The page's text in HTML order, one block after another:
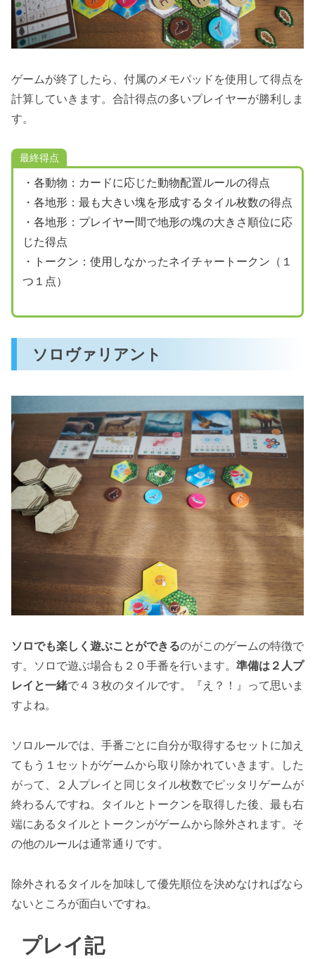
ゲームが終了したら、付属のメモパッドを使用して得点を
計算していきます。合計得点の多いプレイヤーが勝利しま
す。
最終得点
・各動物：カードに応じた動物配置ルールの得点
・各地形：最も大きい塊を形成するタイル枚数の得点
・各地形：プレイヤー間で地形の塊の大きさ順位に応
じた得点
・トークン：使用しなかったネイチャートークン（１
つ１点）
ソロヴァリアント
ソロでも楽しく遊ぶことができるのがこのゲームの特徴で
す。ソロで遊ぶ場合も２０手番を行います。 準備は２人プ
レイと一緒で４３枚のタイルです。『え？！』って思いま
すよね。
ソロルールでは、手番ごとに自分が取得するセットに加え
てもう１セットがゲームから取り除かれていきます。した
がって、２人プレイと同じタイル枚数でピッタリゲームが
終わるんですね。タイルとトークンを取得した後、最も右
端にあるタイルとトークンがゲームから除外されます。そ
の他のルールは通常通りです。
除外されるタイルを加味して優先順位を決めなければなら
ないところが面白いですね。
プレイ記